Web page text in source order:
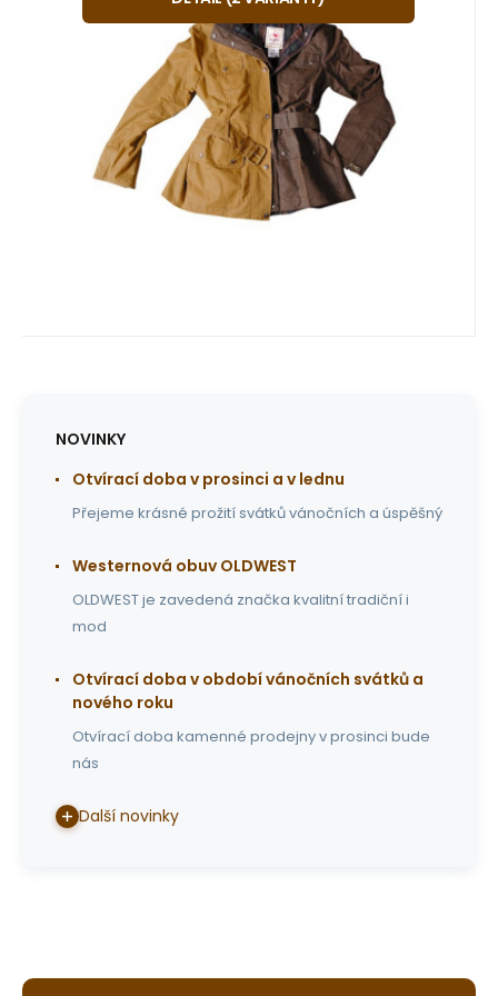
PÍSKOVÁ HNĚDÁ
Oblíbený
Porovnat
tradičních materiálů.
NOVINKY
Otvírací doba v prosinci a v lednu
Přejeme krásné prožití svátků vánočních a úspěšný
Westernová obuv OLDWEST
OLDWEST je zavedená značka kvalitní tradiční i
mod
Otvírací doba v období vánočních svátků a
nového roku
Otvírací doba kamenné prodejny v prosinci bude
nás
Další novinky